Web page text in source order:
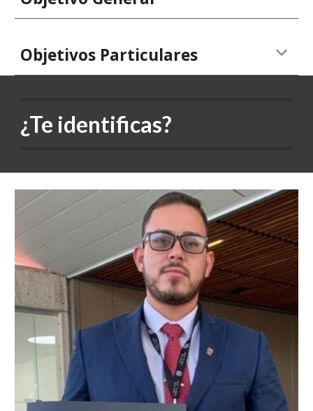
Objetivos Particulares
¿Te identificas?